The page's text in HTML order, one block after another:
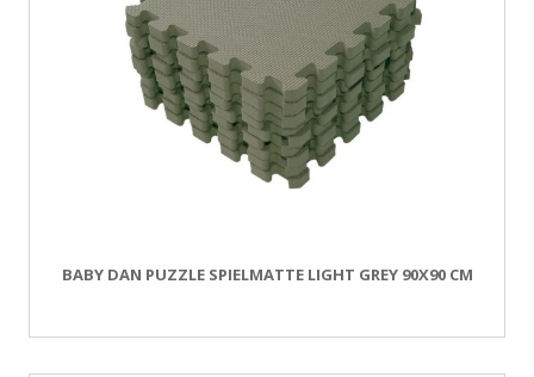
BABY DAN PUZZLE SPIELMATTE LIGHT GREY 90X90 CM